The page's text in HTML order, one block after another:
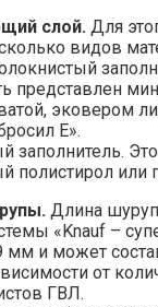
слой. Для
видов
представлен
эковером
Е».
заполнитель.
полистирол или
Длина
«Knauf –
мм и может
от
ГВЛ.